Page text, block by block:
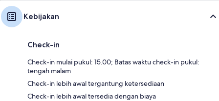
Kebijakan
Check-in
Check-in mulai pukul: 15.00; Batas waktu check-in pukul:
tengah malam
Check-in lebih awal tergantung ketersediaan
Check-in lebih awal tersedia dengan biaya